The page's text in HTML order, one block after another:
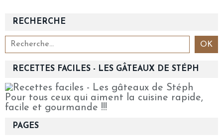
RECHERCHE
RECETTES FACILES - LES GÂTEAUX DE STÉPH
Pour tous ceux qui aiment la cuisine rapide,
facile et gourmande !!!
PAGES